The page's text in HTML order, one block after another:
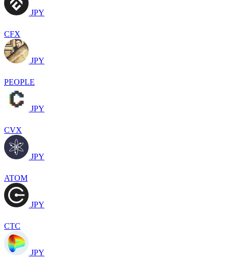
JPY
CFX
JPY
PEOPLE
JPY
CVX
JPY
ATOM
JPY
CTC
JPY